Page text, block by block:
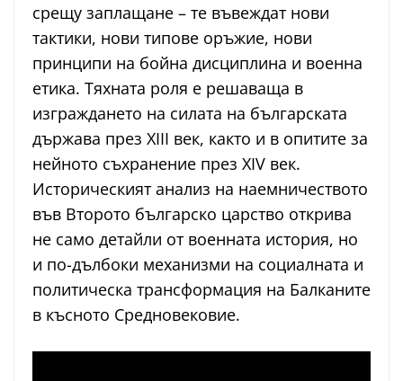
срещу заплащане – те въвеждат нови
тактики, нови типове оръжие, нови
принципи на бойна дисциплина и военна
етика. Тяхната роля е решаваща в
изграждането на силата на българската
държава през XIII век, както и в опитите за
нейното съхранение през XIV век.
Историческият анализ на наемничеството
във Второто българско царство открива
не само детайли от военната история, но
и по-дълбоки механизми на социалната и
политическа трансформация на Балканите
в късното Средновековие.